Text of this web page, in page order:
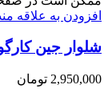
افزودن به علاقه
شلوار جین
2,950,000 تومان